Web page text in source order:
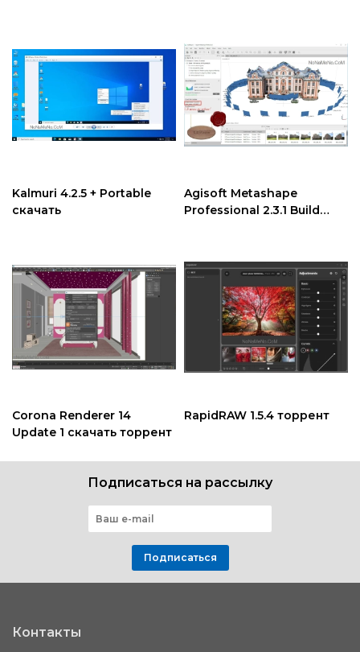
Kalmuri 4.2.5 + Portable
скачать
Agisoft Metashape
Professional 2.3.1 Build
Corona Renderer 14
Update 1 скачать торрент
RapidRAW 1.5.4 торрент
Подписаться на рассылку
Подписаться
Контакты